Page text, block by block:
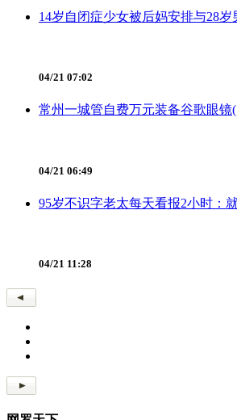
14岁自闭症少女被后妈安排与28岁
04/21 07:02
常州一城管自费万元装备谷歌眼镜
04/21 06:49
95岁不识字老太每天看报2小时：
04/21 11:28